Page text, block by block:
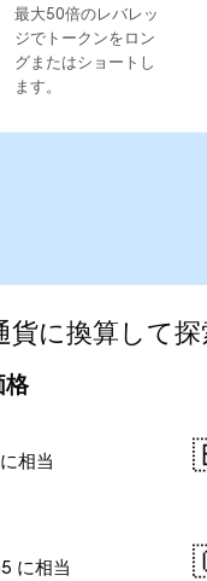
最大50倍のレバレッ
ジでトークンをロン
グまたはショートし
ます。
に換算して探
格
相当
に相当